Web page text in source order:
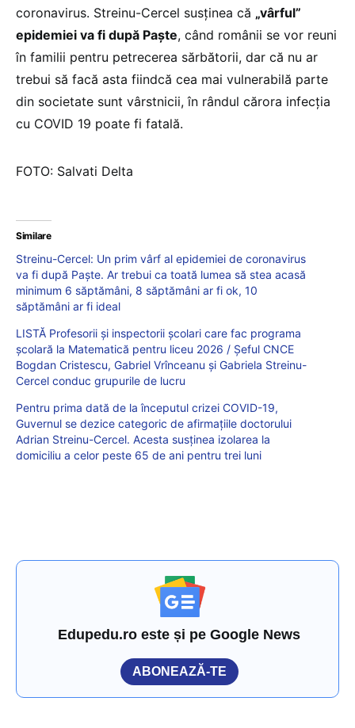
coronavirus. Streinu-Cercel susținea că „vârful”
epidemiei va fi după Paște, când românii se vor reuni
în familii pentru petrecerea sărbătorii, dar că nu ar
trebui să facă asta fiindcă cea mai vulnerabilă parte
din societate sunt vârstnicii, în rândul cărora infecția
cu COVID 19 poate fi fatală.
FOTO: Salvati Delta
Similare
Streinu-Cercel: Un prim vârf al epidemiei de coronavirus
va fi după Paște. Ar trebui ca toată lumea să stea acasă
minimum 6 săptămâni, 8 săptămâni ar fi ok, 10
săptămâni ar fi ideal
LISTĂ Profesorii și inspectorii școlari care fac programa
școlară la Matematică pentru liceu 2026 / Șeful CNCE
Bogdan Cristescu, Gabriel Vrînceanu și Gabriela Streinu-
Cercel conduc grupurile de lucru
Pentru prima dată de la începutul crizei COVID-19,
Guvernul se dezice categoric de afirmațiile doctorului
Adrian Streinu-Cercel. Acesta susținea izolarea la
domiciliu a celor peste 65 de ani pentru trei luni
Edupedu.ro este și pe Google News
ABONEAZĂ-TE